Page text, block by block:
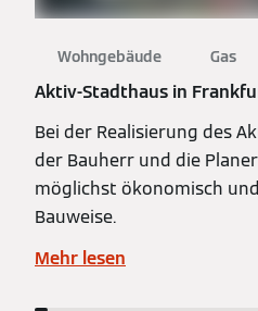
Wohngebäude Gas
Aktiv-Stadthaus in
Bei der Realisierung des
der Bauherr und die
möglichst ökonomisch
Bauweise.
Mehr lesen